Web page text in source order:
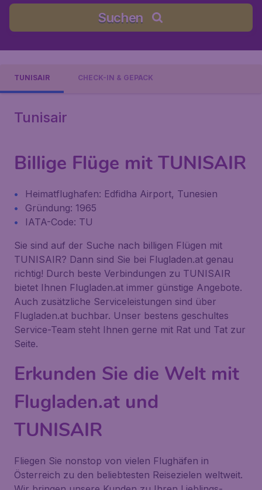
Suchen
TUNISAIR CHECK-IN & GEPÄCK
Tunisair
Billige Flüge mit TUNISAIR
Heimatflughafen: Edfidha Airport, Tunesien
Gründung: 1965
IATA-Code: TU
Sie sind auf der Suche nach billigen Flügen mit
TUNISAIR? Dann sind Sie bei Flugladen.at genau
richtig! Durch beste Verbindungen zu TUNISAIR
bietet Ihnen Flugladen.at immer günstige Angebote.
Auch zusätzliche Serviceleistungen sind über
Flugladen.at buchbar. Unser bestens geschultes
Service-Team steht Ihnen gerne mit Rat und Tat zur
Seite.
Erkunden Sie die Welt mit
Flugladen.at und
TUNISAIR
Fliegen Sie nonstop von vielen Flughäfen in
Österreich zu den beliebtesten Reisezielen weltweit.